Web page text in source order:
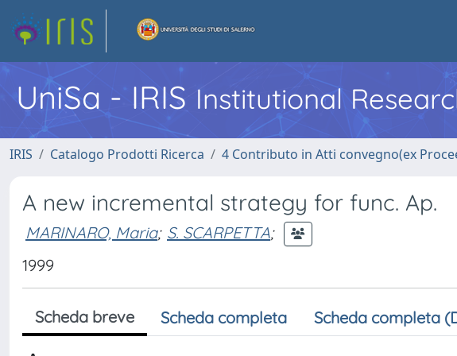
UniSa - IRIS Institutional
IRIS Catalogo Prodotti Ricerca 4 Contributo in Atti convegno(ex
A new incremental strategy for func. Ap.
MARINARO, Maria; S. SCARPETTA;
1999
Scheda breve Scheda completa Scheda completa